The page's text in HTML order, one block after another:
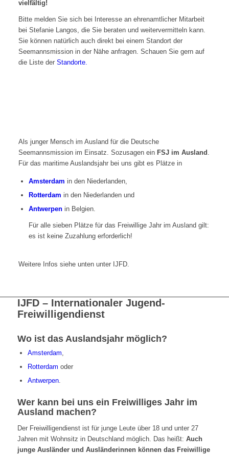
vielfältig!
Bitte melden Sie sich bei Interesse an ehrenamtlicher Mitarbeit
bei Stefanie Langos, die Sie beraten und weitervermitteln kann.
Sie können natürlich auch direkt bei einem Standort der
Seemannsmission in der Nähe anfragen. Schauen Sie gern auf
die Liste der Standorte.
Als junger Mensch im Ausland für die Deutsche
Seemannsmission im Einsatz. Sozusagen ein FSJ im Ausland .
Für das maritime Auslandsjahr bei uns gibt es Plätze in
Amsterdam in den Niederlanden,
Rotterdam in den Niederlanden und
Antwerpenin Belgien.
Für alle sieben Plätze für das Freiwillige Jahr im Ausland gilt:
es ist keine Zuzahlung erforderlich!
Weitere Infos siehe unten unter IJFD.
IJFD – Internationaler Jugend-
Freiwilligendienst
Wo ist das Auslandsjahr möglich?
Amsterdam
Rotterdam oder
Antwerpen.
Wer kann bei uns ein Freiwilliges Jahr im
Ausland machen?
Der Freiwilligendienst ist für junge Leute über 18 und unter 27
Jahren mit Wohnsitz in Deutschland möglich. Das heißt: Auch
junge Ausländer und Ausländerinnen können das Freiwillige